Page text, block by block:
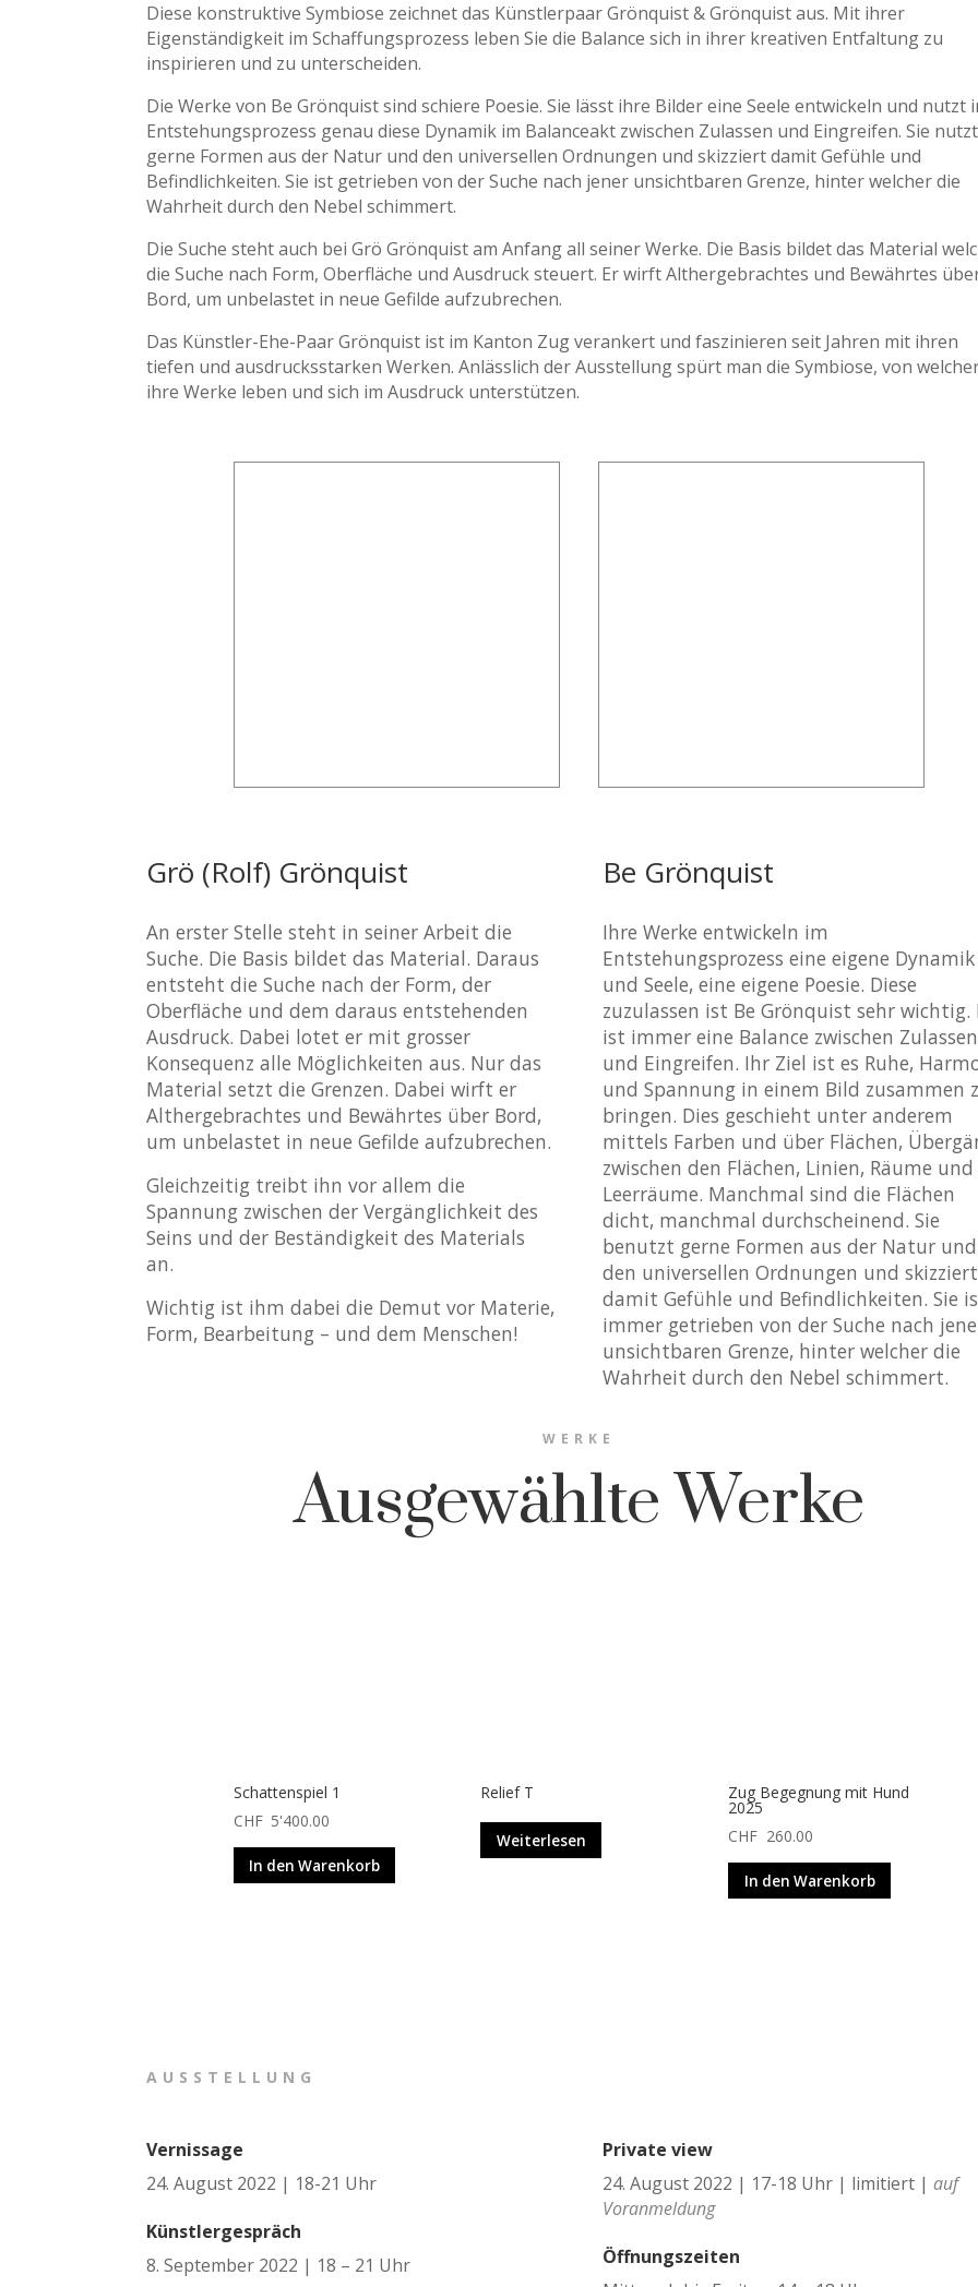
Diese konstruktive Symbiose zeichnet das Künstlerpaar Grönquist & Grönquist aus. Mit ihrer
Eigenständigkeit im Schaffungsprozess leben Sie die Balance sich in ihrer kreativen Entfaltung zu
inspirieren und zu unterscheiden.
Die Werke von Be Grönquist sind schiere Poesie. Sie lässt ihre Bilder eine Seele entwickeln und nutzt
Entstehungsprozess genau diese Dynamik im Balanceakt zwischen Zulassen und Eingreifen. Sie nutzt
gerne Formen aus der Natur und den universellen Ordnungen und skizziert damit Gefühle und
Befindlichkeiten. Sie ist getrieben von der Suche nach jener unsichtbaren Grenze, hinter welcher die
Wahrheit durch den Nebel schimmert.
Die Suche steht auch bei Grö Grönquist am Anfang all seiner Werke. Die Basis bildet das Material
die Suche nach Form, Oberfläche und Ausdruck steuert. Er wirft Althergebrachtes und Bewährtes
Bord, um unbelastet in neue Gefilde aufzubrechen.
Das Künstler-Ehe-Paar Grönquist ist im Kanton Zug verankert und faszinieren seit Jahren mit ihren
tiefen und ausdrucksstarken Werken. Anlässlich der Ausstellung spürt man die Symbiose, von
ihre Werke leben und sich im Ausdruck unterstützen.
Grö (Rolf) Grönquist
An erster Stelle steht in seiner Arbeit die
Suche. Die Basis bildet das Material. Daraus
entsteht die Suche nach der Form, der
Oberfläche und dem daraus entstehenden
Ausdruck. Dabei lotet er mit grosser
Konsequenz alle Möglichkeiten aus. Nur das
Material setzt die Grenzen. Dabei wirft er
Althergebrachtes und Bewährtes über Bord,
um unbelastet in neue Gefilde aufzubrechen.
Gleichzeitig treibt ihn vor allem die
Spannung zwischen der Vergänglichkeit des
Seins und der Beständigkeit des Materials
an.
Wichtig ist ihm dabei die Demut vor Materie,
Form, Bearbeitung – und dem Menschen!
Be Grönquist
Ihre Werke entwickeln im
Entstehungsprozess eine eigene Dynamik
und Seele, eine eigene Poesie. Diese
zuzulassen ist Be Grönquist sehr wichtig.
ist immer eine Balance zwischen Zulassen
und Eingreifen. Ihr Ziel ist es Ruhe,
und Spannung in einem Bild zusammen
bringen. Dies geschieht unter anderem
mittels Farben und über Flächen,
zwischen den Flächen, Linien, Räume und
Leerräume. Manchmal sind die Flächen
dicht, manchmal durchscheinend. Sie
benutzt gerne Formen aus der Natur und
den universellen Ordnungen und skizziert
damit Gefühle und Befindlichkeiten. Sie
immer getrieben von der Suche nach
unsichtbaren Grenze, hinter welcher die
Wahrheit durch den Nebel schimmert.
WERKE
Ausgewählte Werke
Schattenspiel 1
CHF 5'400.00
In den Warenkorb
Relief T
Weiterlesen
Zug Begegnung mit Hund
2025
CHF 260.00
In den Warenkorb
AUSSTELLUNG
Vernissage
24. August 2022 | 18-21 Uhr
Künstlergespräch
8. September 2022 | 18 – 21 Uhr
Private view
24. August 2022 | 17-18 Uhr | limitiert | auf
Voranmeldung
Öffnungszeiten